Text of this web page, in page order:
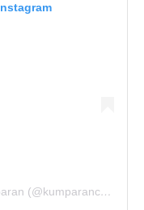
Sebuah kiriman dibagikan oleh kumparan (@kumparancom)